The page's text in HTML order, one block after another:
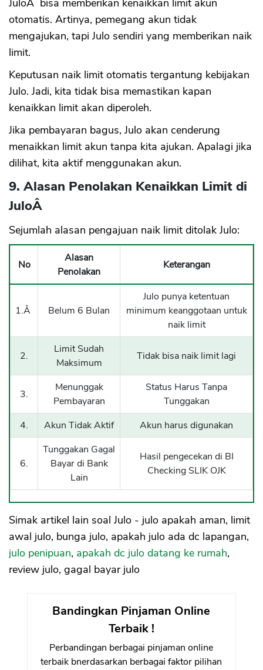
JuloÂ bisa memberikan kenaikkan limit akun
otomatis. Artinya, pemegang akun tidak
mengajukan, tapi Julo sendiri yang memberikan naik
limit.
Keputusan naik limit otomatis tergantung kebijakan
Julo. Jadi, kita tidak bisa memastikan kapan
kenaikkan limit akan diperoleh.
Jika pembayaran bagus, Julo akan cenderung
menaikkan limit akun tanpa kita ajukan. Apalagi jika
dilihat, kita aktif menggunakan akun.
9. Alasan Penolakan Kenaikkan Limit di
JuloÂ
Sejumlah alasan pengajuan naik limit ditolak Julo:
No
Alasan
Penolakan
Keterangan
1.Â Belum 6 Bulan
Julo punya ketentuan
minimum keanggotaan untuk
naik limit
2.
Limit Sudah
Maksimum
Tidak bisa naik limit lagi
3.
Menunggak
Pembayaran
Status Harus Tanpa
Tunggakan
4.
Akun Tidak Aktif Akun harus digunakan
6.
Tunggakan Gagal
Bayar di Bank
Lain
Hasil pengecekan di BI
Checking SLIK OJK
Simak artikel lain soal Julo - julo apakah aman, limit
awal julo, bunga julo, apakah julo ada dc lapangan,
julo penipuan, apakah dc julo datang ke rumah,
review julo, gagal bayar julo
Bandingkan Pinjaman Online
Terbaik !
Perbandingan berbagai pinjaman online
terbaik bnerdasarkan berbagai faktor pilihan